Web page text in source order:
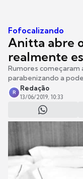
Fofocalizando
Anitta abre
realmente
Rumores
parabenizando a
R
Redação
13/06/2019, 10:33